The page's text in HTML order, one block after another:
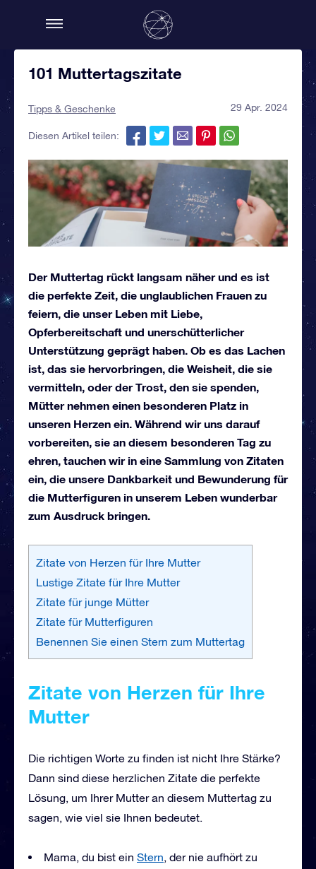
101 Muttertagszitate
Tipps & Geschenke 29 Apr. 2024
Diesen Artikel teilen:
Der Muttertag rückt langsam näher und es ist
die perfekte Zeit, die unglaublichen Frauen zu
feiern, die unser Leben mit Liebe,
Opferbereitschaft und unerschütterlicher
Unterstützung geprägt haben. Ob es das Lachen
ist, das sie hervorbringen, die Weisheit, die sie
vermitteln, oder der Trost, den sie spenden,
Mütter nehmen einen besonderen Platz in
unseren Herzen ein. Während wir uns darauf
vorbereiten, sie an diesem besonderen Tag zu
ehren, tauchen wir in eine Sammlung von Zitaten
ein, die unsere Dankbarkeit und Bewunderung für
die Mutterfiguren in unserem Leben wunderbar
zum Ausdruck bringen.
Zitate von Herzen für Ihre Mutter
Lustige Zitate für Ihre Mutter
Zitate für junge Mütter
Zitate für Mutterfiguren
Benennen Sie einen Stern zum Muttertag
Zitate von Herzen für Ihre
Mutter
Die richtigen Worte zu finden ist nicht Ihre Stärke?
Dann sind diese herzlichen Zitate die perfekte
Lösung, um Ihrer Mutter an diesem Muttertag zu
sagen, wie viel sie Ihnen bedeutet.
Mama, du bist ein Stern, der nie aufhört zu